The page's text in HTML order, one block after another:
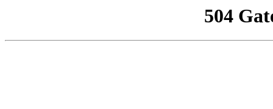
504